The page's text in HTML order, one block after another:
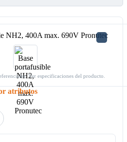
Ver especificaciones del producto.
atributos